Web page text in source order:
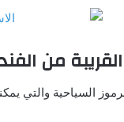
من
السياحية والتي